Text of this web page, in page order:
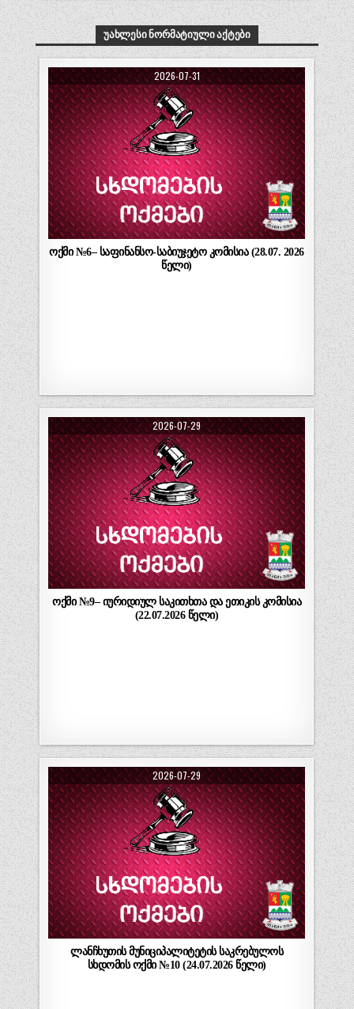
ᲣᲐᲮᲚᲔᲡᲘ ᲜᲝᲠᲛᲐᲢᲘᲣᲚᲘ ᲐᲥᲢᲔᲑᲘ
2026-07-31
ოქმი №6– საფინანსო-საბიუჯეტო კომისია (28.07. 2026
წელი)
2026-07-29
ოქმი №9– იურიდიულ საკითხთა და ეთიკის კომისია
(22.07.2026 წელი)
2026-07-29
ლანჩხუთის მუნიციპალიტეტის საკრებულოს
სხდომის ოქმი №10 (24.07.2026 წელი)